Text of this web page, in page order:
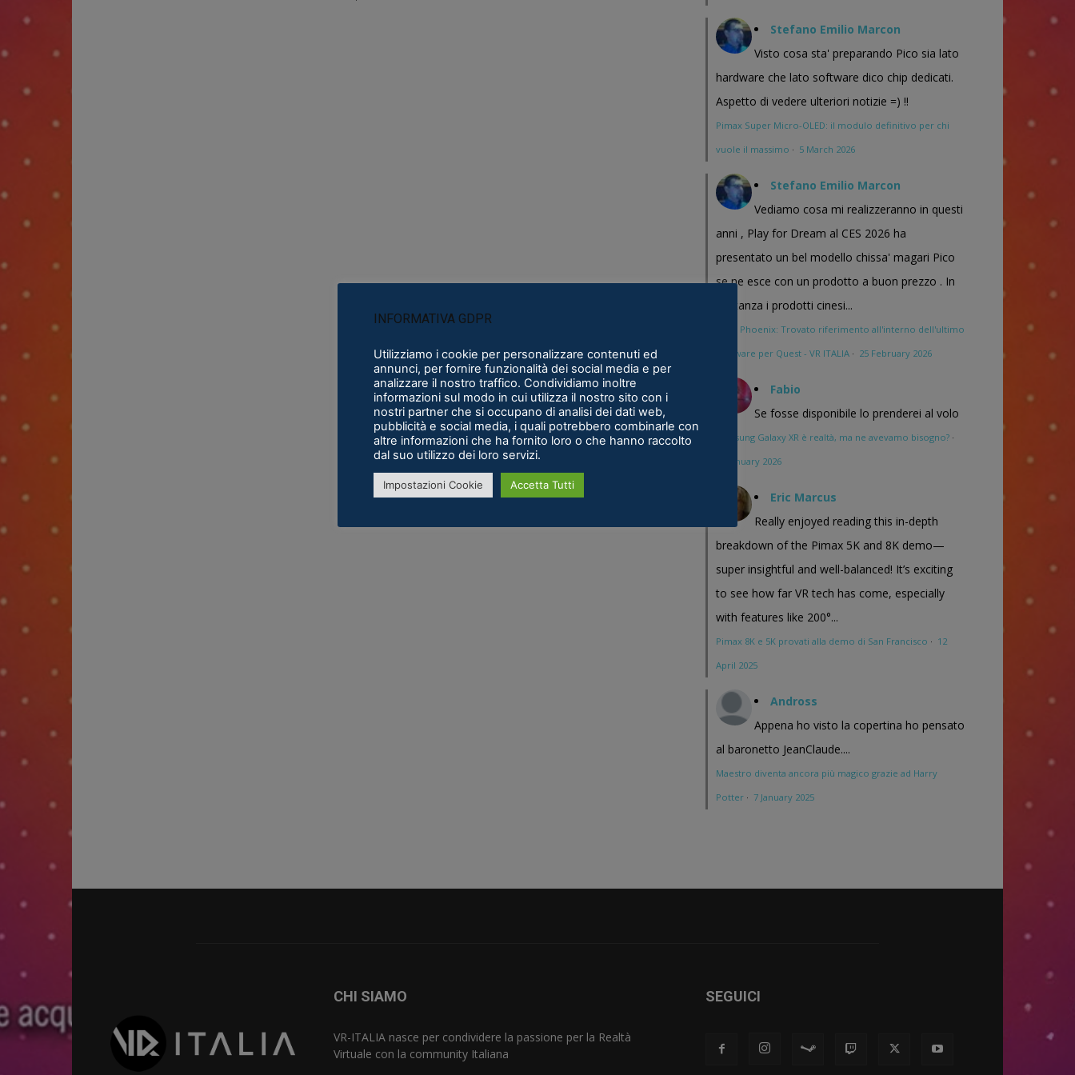
Stefano Emilio Marcon
Visto cosa sta' preparando Pico sia lato
hardware che lato software dico chip dedicati.
Aspetto di vedere ulteriori notizie =) !!
Pimax Super Micro-OLED: il modulo definitivo per chi
vuole il massimo · 5 March 2026
Stefano Emilio Marcon
Vediamo cosa mi realizzeranno in questi
anni , Play for Dream al CES 2026 ha
presentato un bel modello chissa' magari Pico
se ne esce con un prodotto a buon prezzo . In
sostanza i prodotti cinesi...
Meta Phoenix: Trovato riferimento all'interno dell'ultimo
firmware per Quest - VR ITALIA · 25 February 2026
Fabio
Se fosse disponibile lo prenderei al volo
Samsung Galaxy XR è realtà, ma ne avevamo bisogno? ·
16 January 2026
Eric Marcus
Really enjoyed reading this in-depth
breakdown of the Pimax 5K and 8K demo—
super insightful and well-balanced! It’s exciting
to see how far VR tech has come, especially
with features like 200°...
Pimax 8K e 5K provati alla demo di San Francisco · 12
April 2025
Andross
Appena ho visto la copertina ho pensato
al baronetto JeanClaude....
Maestro diventa ancora più magico grazie ad Harry
Potter · 7 January 2025
CHI SIAMO
VR-ITALIA nasce per condividere la passione per la Realtà
Virtuale con la community Italiana
SEGUICI
INFORMATIVA GDPR
Utilizziamo i cookie per personalizzare contenuti ed
annunci, per fornire funzionalità dei social media e per
analizzare il nostro traffico. Condividiamo inoltre
informazioni sul modo in cui utilizza il nostro sito con i
nostri partner che si occupano di analisi dei dati web,
pubblicità e social media, i quali potrebbero combinarle con
altre informazioni che ha fornito loro o che hanno raccolto
dal suo utilizzo dei loro servizi.
Impostazioni Cookie Accetta Tutti